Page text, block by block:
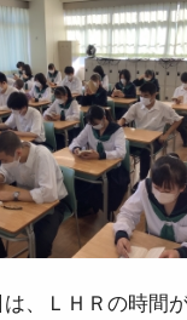
、ＬＨＲの時間